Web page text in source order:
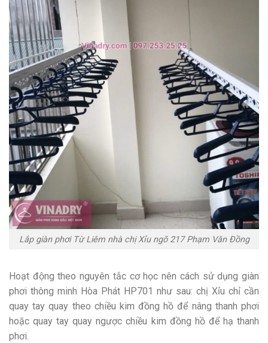
Lắp giàn phơi Từ Liêm nhà chị Xỉu ngõ 217 Phạm Văn Đồng
Hoạt động theo nguyên tắc cơ học nên cách sử dụng giàn
phơi thông minh Hòa Phát HP701 như sau: chị Xỉu chỉ cần
quay tay quay theo chiều kim đồng hồ để nâng thanh phơi
hoặc quay tay quay ngược chiều kim đồng hồ để hạ thanh
phơi.